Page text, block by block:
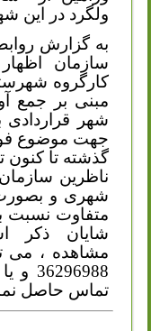
ولگرد در این
به گزارش
سازمان
کارگروه
مبنی بر جمع
شهر قراردادی
جهت موضوع
ناظرین
شهری و بصورت
متفاوت نسبت
شایان ذکر
مشاهده ، می
تماس حاصل